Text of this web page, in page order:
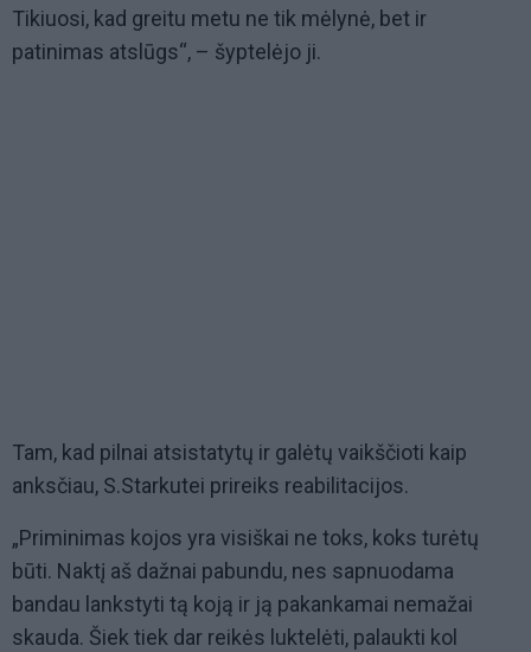
Tikiuosi, kad greitu metu ne tik mėlynė, bet ir
patinimas atslūgs“, – šyptelėjo ji.
Tam, kad pilnai atsistatytų ir galėtų vaikščioti kaip
anksčiau, S.Starkutei prireiks reabilitacijos.
„Priminimas kojos yra visiškai ne toks, koks turėtų
būti. Naktį aš dažnai pabundu, nes sapnuodama
bandau lankstyti tą koją ir ją pakankamai nemažai
skauda. Šiek tiek dar reikės luktelėti, palaukti kol